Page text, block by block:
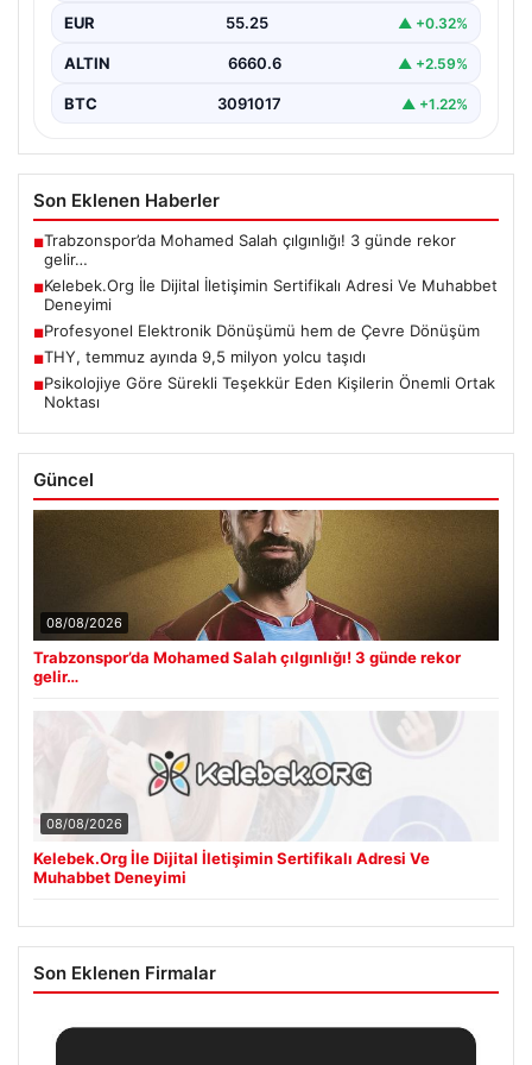
olarak…
EUR 55.25 ▲ +0.32%
ALTIN 6660.6 ▲ +2.59%
BTC 3091017 ▲ +1.22%
Son Eklenen Haberler
■Trabzonspor’da Mohamed Salah çılgınlığı! 3 günde rekor
gelir…
■Kelebek.Org İle Dijital İletişimin Sertifikalı Adresi Ve Muhabbet
Deneyimi
■Profesyonel Elektronik Dönüşümü hem de Çevre Dönüşüm
■THY, temmuz ayında 9,5 milyon yolcu taşıdı
■Psikolojiye Göre Sürekli Teşekkür Eden Kişilerin Önemli Ortak
Noktası
Güncel
08/08/2026
Trabzonspor’da Mohamed Salah çılgınlığı! 3 günde rekor
gelir…
08/08/2026
Kelebek.Org İle Dijital İletişimin Sertifikalı Adresi Ve
Muhabbet Deneyimi
Son Eklenen Firmalar